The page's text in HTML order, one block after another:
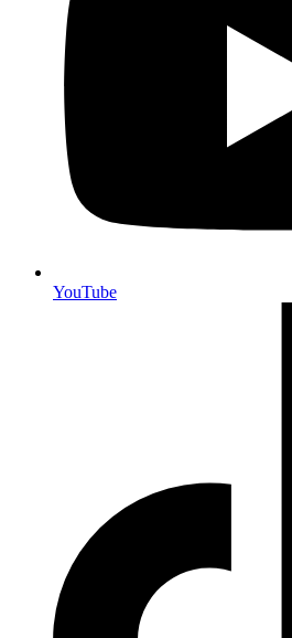
YouTube